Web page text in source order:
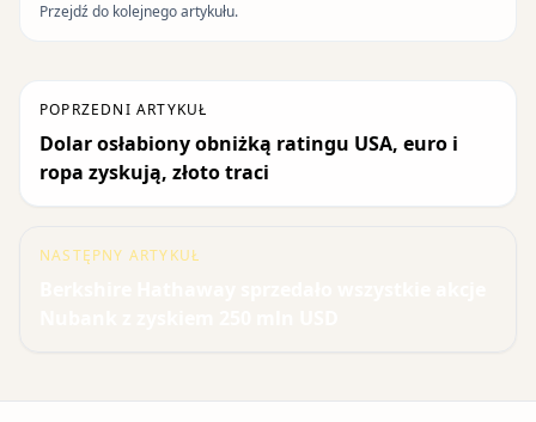
Przejdź do kolejnego artykułu.
POPRZEDNI ARTYKUŁ
Dolar osłabiony obniżką ratingu USA, euro i
ropa zyskują, złoto traci
NASTĘPNY ARTYKUŁ